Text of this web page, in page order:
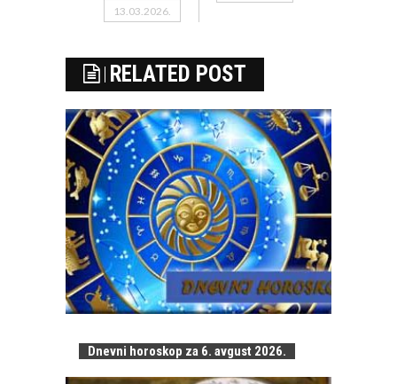
13.03.2026.
RELATED POST
Dnevni horoskop za 6. avgust 2026.